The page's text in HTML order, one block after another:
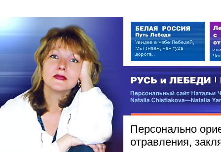
РУСЬ и ЛЕБЕДИ | RUSI —
Персональный сайт Натальи
Персонально
отравления,